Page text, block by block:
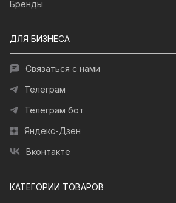
Бренды
ДЛЯ БИЗНЕСА
Связаться с нами
Телеграм
Телеграм бот
Яндекс-Дзен
Вконтакте
КАТЕГОРИИ ТОВАРОВ